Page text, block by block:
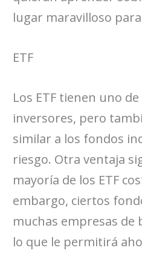
lugar maravilloso
ETF
Los ETF tienen uno
inversores, pero
similar a los fondos
riesgo. Otra ventaja
mayoría de los ETF
embargo, ciertos
muchas empresas de
lo que le permitirá